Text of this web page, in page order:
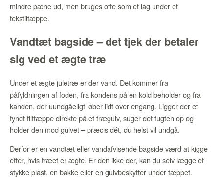
mindre pæne ud, men bruges ofte som et lag under et
tekstiltæppe.
Vandtæt bagside – det tjek der betaler
sig ved et ægte træ
Under et ægte juletræ er der vand. Det kommer fra
påfyldningen af foden, fra kondens på en kold beholder og fra
kanden, der uundgåeligt løber lidt over engang. Ligger der et
tyndt filttæppe direkte på et trægulv, suger det fugten op og
holder den mod gulvet – præcis dét, du helst vil undgå.
Derfor er en vandtæt eller vandafvisende bagside værd at kigge
efter, hvis træet er ægte. Er den ikke der, kan du selv lægge et
stykke plast, en bakke eller en gulvbeskytter under tæppet.